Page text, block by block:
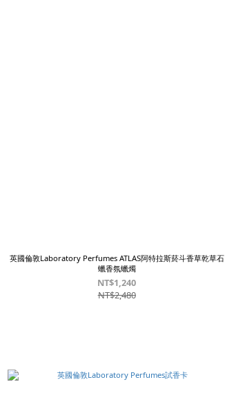
英國倫敦Laboratory Perfumes ATLAS阿特拉斯菸斗香草乾草石
蠟香氛蠟燭
NT$1,240
NT$2,480